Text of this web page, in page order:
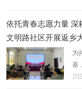
依托青春志愿力量
文明路社区开展返乡
为
基
联